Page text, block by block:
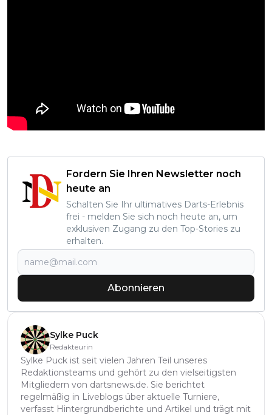
Fordern Sie Ihren Newsletter noch
heute an
Schalten Sie Ihr ultimatives Darts-Erlebnis
frei - melden Sie sich noch heute an, um
exklusiven Zugang zu den Top-Stories zu
erhalten.
Abonnieren
Sylke Puck
Redakteurin
Sylke Puck ist seit vielen Jahren Teil unseres
Redaktionsteams und gehört zu den vielseitigsten
Mitgliedern von dartsnews.de. Sie berichtet
regelmäßig in Liveblogs über aktuelle Turniere,
verfasst Hintergrundberichte und Artikel und trägt mit